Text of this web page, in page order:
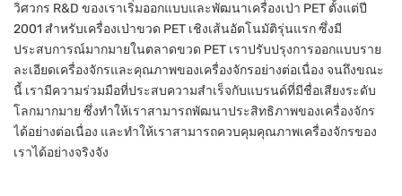
วิศวกร R&D ของเราเริ่มออกแบบและพัฒนาเครื่องเป่า PET ตั้งแต่ปี
2001 สำหรับเครื่องเป่าขวด PET เชิงเส้นอัตโนมัติรุ่นแรก ซึ่งมี
ประสบการณ์มากมายในตลาดขวด PET เราปรับปรุงการออกแบบราย
ละเอียดเครื่องจักรและคุณภาพของเครื่องจักรอย่างต่อเนื่อง จนถึงขณะ
นี้ เรามีความร่วมมือที่ประสบความสำเร็จกับแบรนด์ที่มีชื่อเสียงระดับ
โลกมากมาย ซึ่งทำให้เราสามารถพัฒนาประสิทธิภาพของเครื่องจักร
ได้อย่างต่อเนื่อง และทำให้เราสามารถควบคุมคุณภาพเครื่องจักรของ
เราได้อย่างจริงจัง